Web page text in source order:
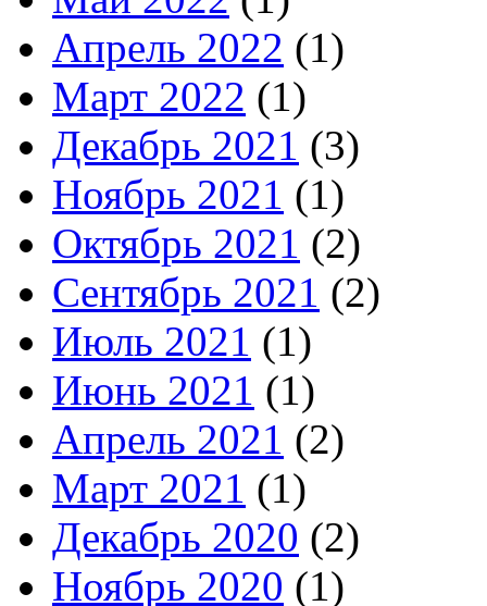
Апрель 2022 (1)
Март 2022 (1)
Декабрь 2021 (3)
Ноябрь 2021 (1)
Октябрь 2021 (2)
Сентябрь 2021 (2)
Июль 2021 (1)
Июнь 2021 (1)
Апрель 2021 (2)
Март 2021 (1)
Декабрь 2020 (2)
Ноябрь 2020 (1)